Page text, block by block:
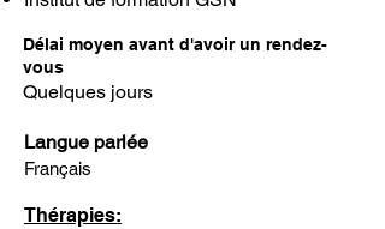
Délai moyen avant d'avoir un rendez-
vous
Quelques jours
Langue parlée
Français
Thérapies: